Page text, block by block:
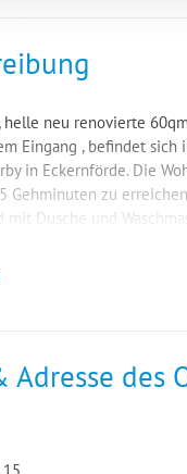
helle neu renovierte
Eingang , befindet
in Eckernförde. Die
Gehminuten zu
mit Dusche und
Adresse des